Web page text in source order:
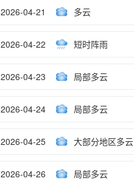
2026-04-21 多云
2026-04-22 短时阵雨
2026-04-23 局部多云
2026-04-24 局部多云
2026-04-25 大部分地区多云
2026-04-26 局部多云